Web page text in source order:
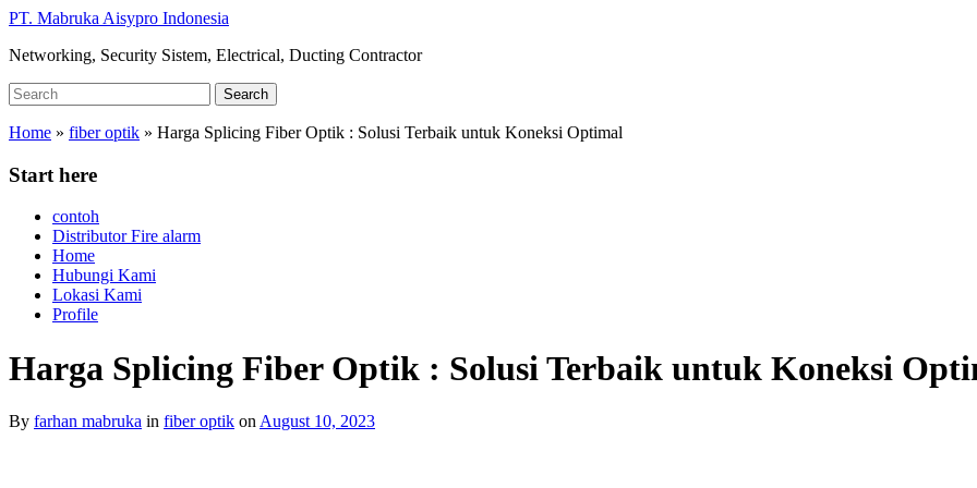
Skip
main
PT. Mabruka Aisypro Indonesia
Networking, Security Sistem, Electrical, Ducting Contractor
Search
for:
Search
Home » fiber optik » Harga Splicing Fiber Optik : Solusi Terbaik untuk Koneksi Optimal
Start here
contoh
Distributor Fire alarm
Home
Hubungi Kami
Lokasi Kami
Profile
Harga Splicing Fiber Optik : Solusi Terbaik untuk Koneksi
By farhan mabruka in fiber optik on August 10, 2023